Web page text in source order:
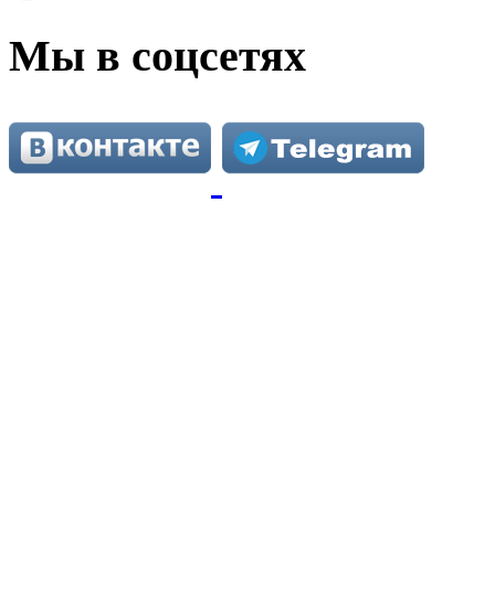
Мы в соцсетях